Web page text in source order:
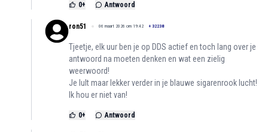
0+ Antwoord
ron51 06 maart 2026 om 19:42 + 32238
Tjeetje, elk uur ben je op DDS actief en toch lang over je
antwoord na moeten denken en wat een zielig
weerwoord!
Je lult maar lekker verder in je blauwe sigarenrook lucht!
Ik hou er niet van!
0+ Antwoord